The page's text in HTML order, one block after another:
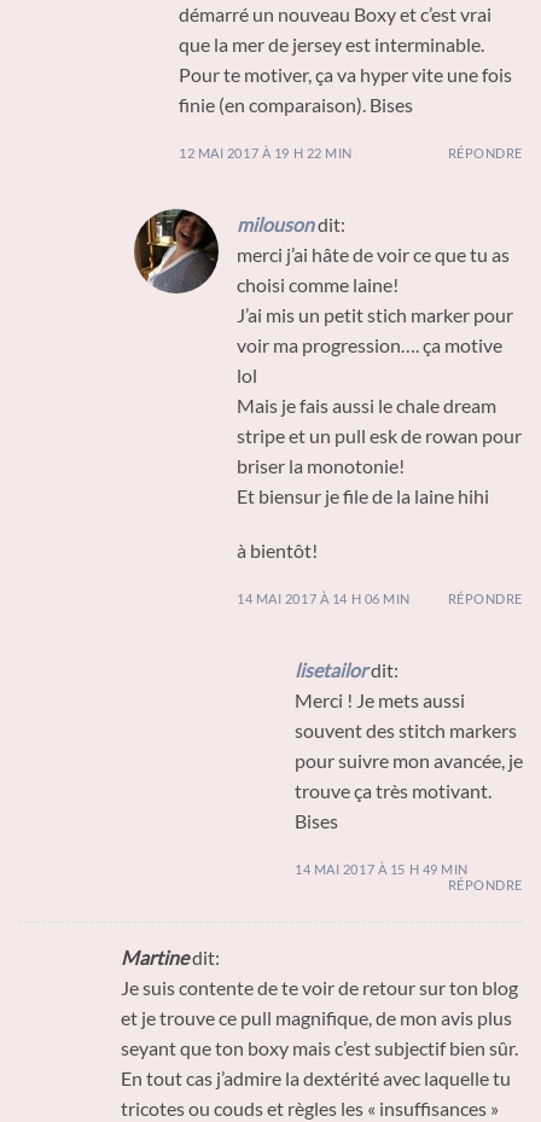
démarré un nouveau Boxy et c’est vrai
que la mer de jersey est interminable.
Pour te motiver, ça va hyper vite une fois
finie (en comparaison). Bises
12 MAI 2017 À 19 H 22 MIN RÉPONDRE
milousondit:
merci j’ai hâte de voir ce que tu as
choisi comme laine!
J’ai mis un petit stich marker pour
voir ma progression…. ça motive
lol
Mais je fais aussi le chale dream
stripe et un pull esk de rowan pour
briser la monotonie!
Et biensur je file de la laine hihi
à bientôt!
14 MAI 2017 À 14 H 06 MIN RÉPONDRE
lisetailordit:
Merci ! Je mets aussi
souvent des stitch markers
pour suivre mon avancée, je
trouve ça très motivant.
Bises
14 MAI 2017 À 15 H 49 MIN
RÉPONDRE
Martinedit:
Je suis contente de te voir de retour sur ton blog
et je trouve ce pull magnifique, de mon avis plus
seyant que ton boxy mais c’est subjectif bien sûr.
En tout cas j’admire la dextérité avec laquelle tu
tricotes ou couds et règles les « insuffisances »